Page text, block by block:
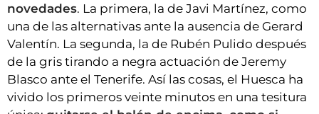
novedades. La primera, la de Javi Martínez, como
una de las alternativas ante la ausencia de Gerard
Valentín. La segunda, la de Rubén Pulido después
de la gris tirando a negra actuación de Jeremy
Blasco ante el Tenerife. Así las cosas, el Huesca ha
vivido los primeros veinte minutos en una tesitura